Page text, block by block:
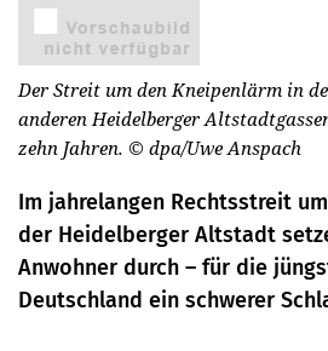
Der Streit um den Kneipenlärm in
anderen Heidelberger
zehn Jahren. © dpa/Uwe Anspach
Im jahrelangen Rechtsstreit
der Heidelberger Altstadt
Anwohner durch – für die
Deutschland ein schwerer